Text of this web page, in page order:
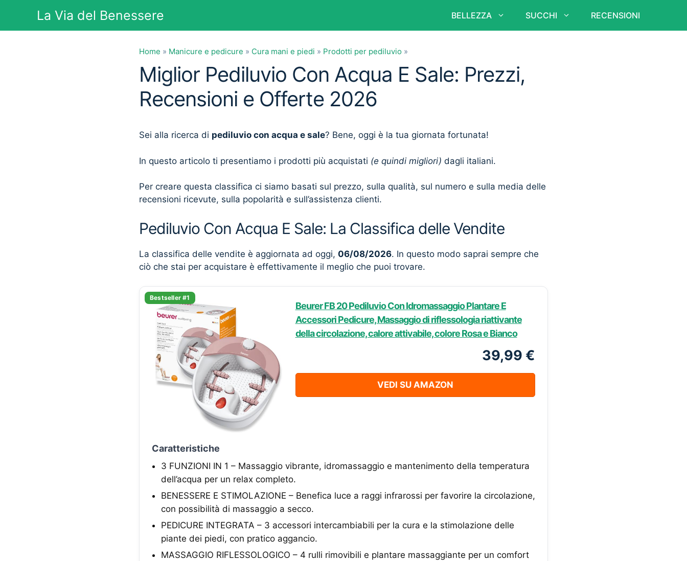
contenuto
La Via del Benessere BELLEZZA SUCCHI RECENSIONI
Home » Manicure e pedicure » Cura mani e piedi » Prodotti per pediluvio »
Miglior Pediluvio Con Acqua E Sale: Prezzi,
Recensioni e Offerte 2026
Sei alla ricerca di pediluvio con acqua e sale? Bene, oggi è la tua giornata fortunata!
In questo articolo ti presentiamo i prodotti più acquistati (e quindi migliori) dagli italiani.
Per creare questa classifica ci siamo basati sul prezzo, sulla qualità, sul numero e sulla media delle
recensioni ricevute, sulla popolarità e sull’assistenza clienti.
Pediluvio Con Acqua E Sale: La Classifica delle Vendite
La classifica delle vendite è aggiornata ad oggi, 06/08/2026. In questo modo saprai sempre che
ciò che stai per acquistare è effettivamente il meglio che puoi trovare.
Bestseller #1
Beurer FB 20 Pediluvio Con Idromassaggio Plantare E
Accessori Pedicure, Massaggio di riflessologia riattivante
della circolazione, calore attivabile, colore Rosa e Bianco
39,99 €
VEDI SU AMAZON
Caratteristiche
3 FUNZIONI IN 1 – Massaggio vibrante, idromassaggio e mantenimento della temperatura
dell’acqua per un relax completo.
BENESSERE E STIMOLAZIONE – Benefica luce a raggi infrarossi per favorire la circolazione,
con possibilità di massaggio a secco.
PEDICURE INTEGRATA – 3 accessori intercambiabili per la cura e la stimolazione delle
piante dei piedi, con pratico aggancio.
MASSAGGIO RIFLESSOLOGICO – 4 rulli rimovibili e plantare massaggiante per un comfort